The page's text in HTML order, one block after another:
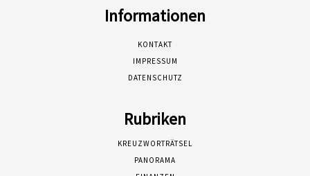
Informationen
KONTAKT
IMPRESSUM
DATENSCHUTZ
Rubriken
KREUZWORTRÄTSEL
PANORAMA